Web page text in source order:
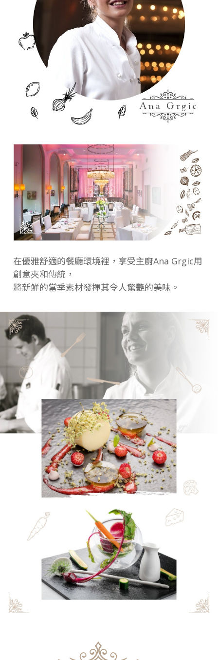
在優雅舒適的餐廳環境裡，享受主廚Ana Grgic用
創意夾和傳統，
將新鮮的當季素材發揮其令人驚艷的美味。